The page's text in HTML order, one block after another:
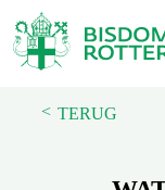
< TERUG